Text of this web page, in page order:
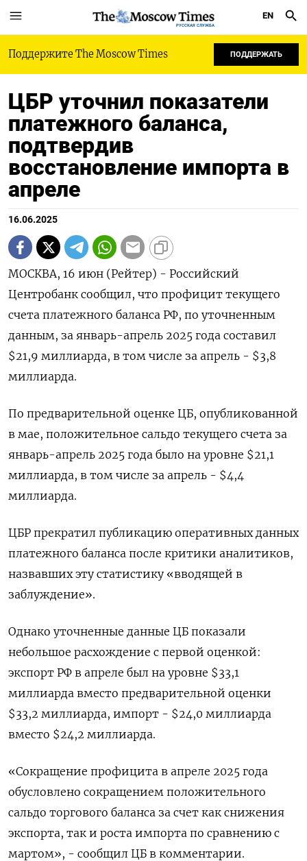
РУССКАЯ СЛУЖБА
EN
Поддержите The Moscow Times ПОДДЕРЖАТЬ
ЦБР уточнил показатели
платежного баланса,
подтвердив
восстановление импорта в
апреле
16.06.2025
МОСКВА, 16 июн (Рейтер) - Российский
Центробанк сообщил, что профицит текущего
счета платежного баланса РФ, по уточненным
данным, за январь-апрель 2025 года составил
$21,9 миллиарда, в том числе за апрель - $3,8
миллиарда.
По предварительной оценке ЦБ, опубликованной
в мае, положительное сальдо текущего счета за
январь-апрель 2025 года было на уровне $21,1
миллиарда, в том числе за апрель - $4,4
миллиарда.
ЦБР прекратил публикацию оперативных данных
платежного баланса после критики аналитиков,
назвавших эту статистику «вводящей в
заблуждение».
Однако уточненные данные ЦБ показали
небольшое расхождение с первой оценкой:
экспорт РФ в апреле был на уровне $33,1
миллиарда вместо предварительной оценки
$33,2 миллиарда, импорт - $24,0 миллиарда
вместо $24,2 миллиарда.
«Сокращение профицита в апреле 2025 года
обусловлено сокращением положительного
сальдо торгового баланса за счет как снижения
экспорта, так и роста импорта по сравнению с
мартом», - сообщил ЦБ в комментарии.